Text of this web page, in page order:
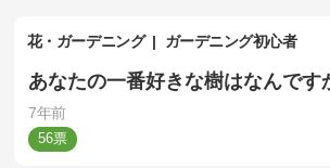
花・ガーデニング ガーデニング初心者
あなたの一番好きな樹はなんです
7年前
56